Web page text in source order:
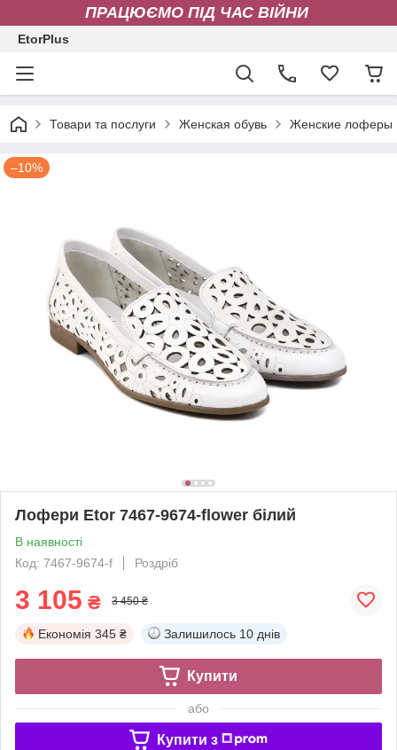
ПРАЦЮЄМО ПІД ЧАС ВІЙНИ
EtorPlus
Товари та послуги Женская обувь Женские лоферы
–10%
Лофери Etor 7467-9674-flower білий
В наявності
Код: 7467-9674-f
Роздріб
3 105 ₴ 3 450 ₴
Економія 345 ₴ Залишилось 10 днів
Купити
або
Купити з